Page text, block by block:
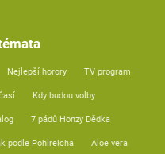
Nejlepší horory TV program
Kdy budou volby
7 pádů Honzy Dědka
podle Pohlreicha Aloe vera